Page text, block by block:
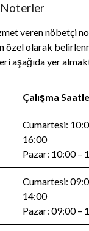
veren nöbetçi
özel olarak
aşağıda yer
Çalışma
Cumartesi:
16:00
Pazar: 10:00 –
Cumartesi:
14:00
Pazar: 09:00 –